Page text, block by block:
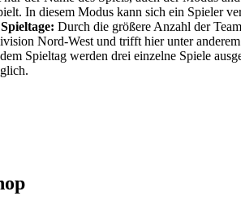
In diesem Modus kann sich ein Spieler
Durch die größere Anzahl der
Nord-West und trifft hier unter
Spieltag werden drei einzelne Spiele